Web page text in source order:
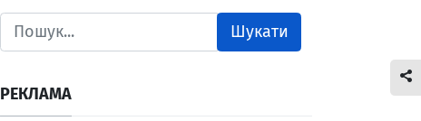
Шукати
РЕКЛАМА